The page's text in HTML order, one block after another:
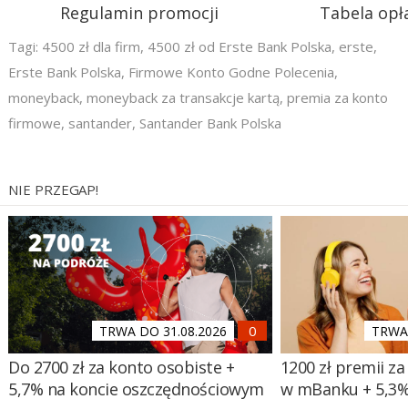
Regulamin promocji Tabela
Tagi: 4500 zł dla firm, 4500 zł od Erste Bank Polska, erste,
Erste Bank Polska, Firmowe Konto Godne Polecenia,
moneyback, moneyback za transakcje kartą, premia za konto
firmowe, santander, Santander Bank Polska
NIE PRZEGAP!
TRWA DO 31.08.2026
Do 2700 zł za konto osobiste +
5,7% na koncie oszczędnościowym
1200 zł premii
w mBanku +